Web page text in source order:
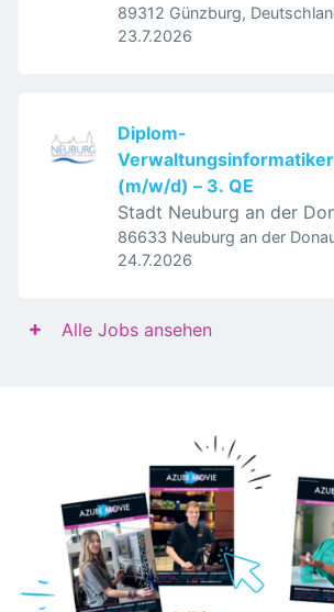
89312 Günzburg,
Veröffentlicht
23.7.2026
Diplom-
(m/w/d) – 3. QE
Stadt Neuburg an der
86633 Neuburg an der
Deutschland
Veröffentlicht
24.7.2026
Alle Jobs ansehen